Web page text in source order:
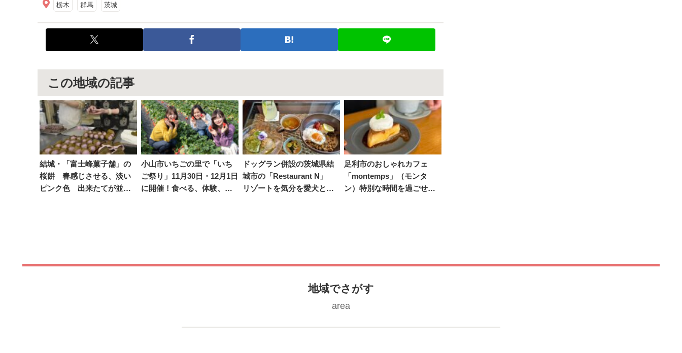
栃木 群馬 茨城
この地域の記事
結城・「富士峰菓子舗」の
桜餅 春感じさせる、淡い
ピンク色 出来たてが並び
小山市いちごの里で「いち
ご祭り」11月30日・12月1日
に開催！食べる、体験、遊
ドッグラン併設の茨城県結
城市の「Restaurant N」
リゾートを気分を愛犬と満
足利市のおしゃれカフェ
「montemps」（モンタ
ン）特別な時間を過ごせる
地域でさがす
area